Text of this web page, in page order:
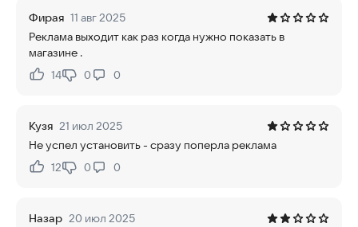
Фирая 11 авг 2025
Реклама выходит как раз когда нужно показать в
магазине .
Нравится:
14Не нравится:
0 0
Кузя 21 июл 2025
Не успел установить - сразу поперла реклама
Нравится:
12Не нравится:
0 0
Назар 20 июл 2025